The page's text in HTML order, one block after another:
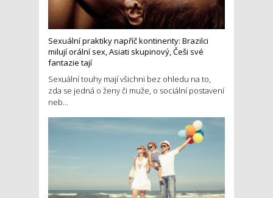
Sexuální praktiky napříč kontinenty: Brazilci
milují orální sex, Asiati skupinový, Češi své
fantazie tají
Sexuální touhy mají všichni bez ohledu na to,
zda se jedná o ženy či muže, o sociální postavení
neb...